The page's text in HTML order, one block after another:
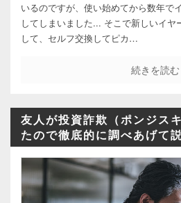
いるのですが、使い始めてから数年で
してしまいました... そこで新しいイヤ
して、セルフ交換してピカ…
続きを読む
友人が投資詐欺（ポンジス
たので徹底的に調べあげて